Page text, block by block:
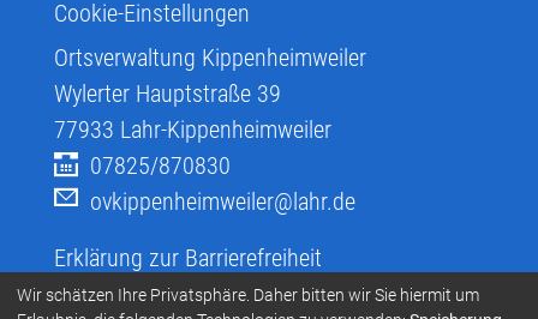
Cookie-Einstellungen
Ortsverwaltung Kippenheimweiler
Wylerter Hauptstraße 39
77933 Lahr-Kippenheimweiler
07825/870830
ovkippenheimweiler@lahr.de
Erklärung zur Barrierefreiheit
Infos zur Barrierefreiheit
Wir schätzen Ihre Privatsphäre. Daher bitten wir Sie hiermit um